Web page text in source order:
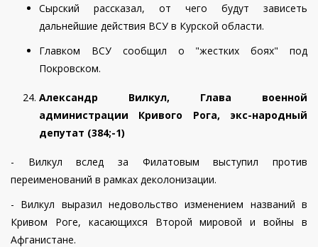
Сырский рассказал, от чего будут зависеть
дальнейшие действия ВСУ в Курской области.
Главком ВСУ сообщил о "жестких боях" под
Покровском.
Александр Вилкул, Глава военной
администрации Кривого Рога, экс-народный
депутат (384;-1)
- Вилкул вслед за Филатовым выступил против
переименований в рамках деколонизации.
- Вилкул выразил недовольство изменением названий в
Кривом Роге, касающихся Второй мировой и войны в
Афганистане.